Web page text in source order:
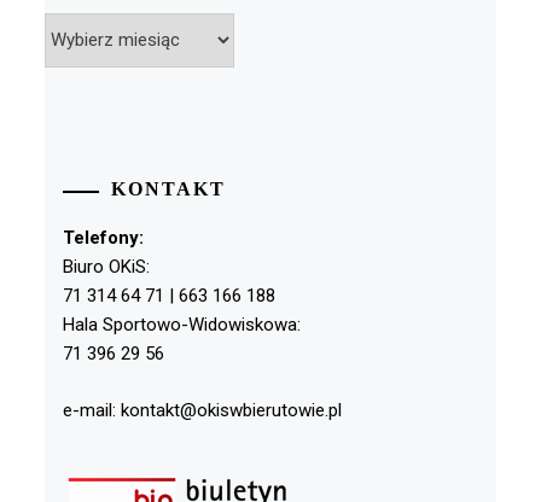
KONTAKT
Telefony:
Biuro OKiS:
71 314 64 71 | 663 166 188
Hala Sportowo-Widowiskowa:
71 396 29 56
e-mail: kontakt@okiswbierutowie.pl